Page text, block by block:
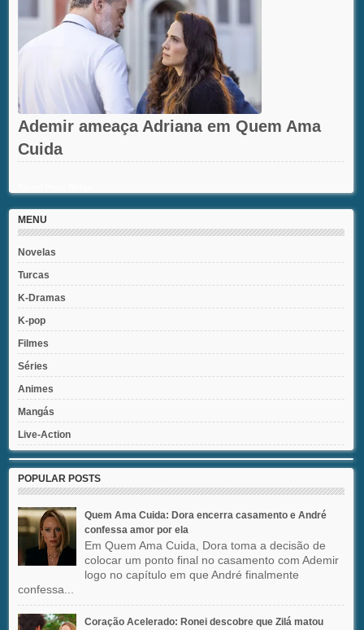
Ademir ameaça Adriana em Quem Ama
Cuida
MENU
Novelas
Turcas
K-Dramas
K-pop
Filmes
Séries
Animes
Mangás
Live-Action
POPULAR POSTS
Quem Ama Cuida: Dora encerra casamento e André
confessa amor por ela
Em Quem Ama Cuida, Dora toma a decisão de
colocar um ponto final no casamento com Ademir
logo no capítulo em que André finalmente
confessa...
Coração Acelerado: Ronei descobre que Zilá matou